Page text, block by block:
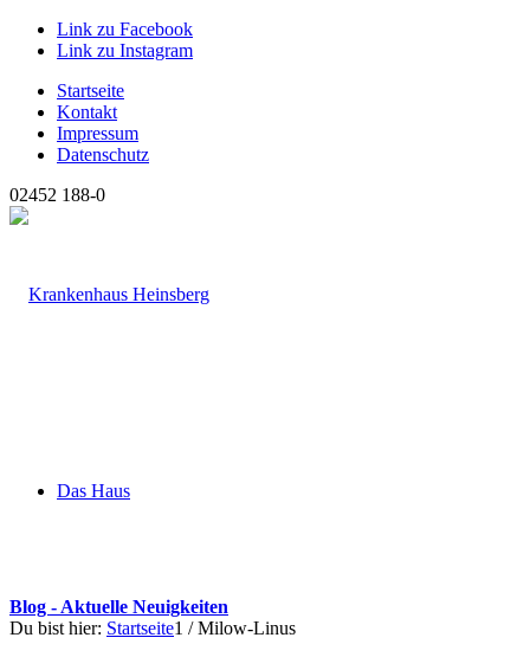
Link zu Facebook
Link zu Instagram
Startseite
Kontakt
Impressum
Datenschutz
02452 188-0
Das Haus
Blog - Aktuelle Neuigkeiten
Du bist hier: Startseite1 / Milow-Linus